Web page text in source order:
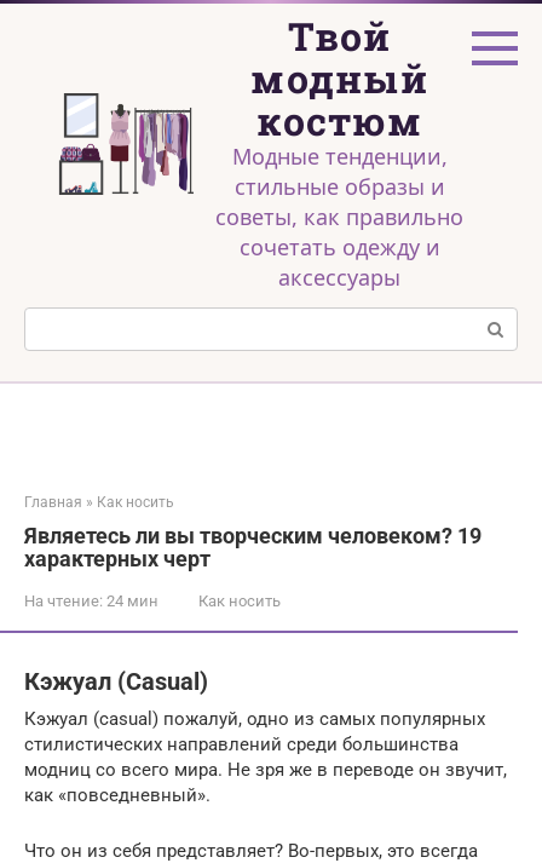
Перейти
Твой
модный
костюм
Модные тенденции,
стильные образы и
советы, как правильно
сочетать одежду и
аксессуары
Поиск:
Главная » Как носить
Являетесь ли вы творческим человеком? 19
характерных черт
На чтение: 24 мин Как носить
Кэжуал (Casual)
Кэжуал (casual) пожалуй, одно из самых популярных
стилистических направлений среди большинства
модниц со всего мира. Не зря же в переводе он звучит,
как «повседневный».
Что он из себя представляет? Во-первых, это всегда